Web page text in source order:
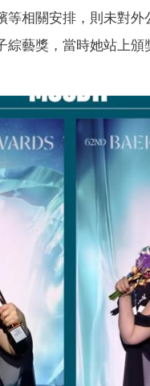
相關安排，則未對
藝獎，當時她站上